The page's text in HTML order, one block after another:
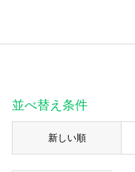
並べ替え条件
新しい順